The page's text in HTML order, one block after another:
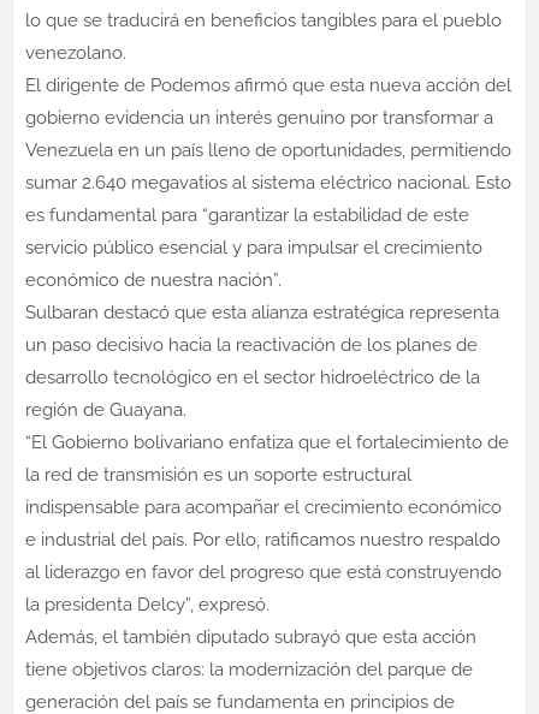
lo que se traducirá en beneficios tangibles para el pueblo
venezolano.
El dirigente de Podemos afirmó que esta nueva acción del
gobierno evidencia un interés genuino por transformar a
Venezuela en un país lleno de oportunidades, permitiendo
sumar 2.640 megavatios al sistema eléctrico nacional. Esto
es fundamental para “garantizar la estabilidad de este
servicio público esencial y para impulsar el crecimiento
económico de nuestra nación”.
Sulbaran destacó que esta alianza estratégica representa
un paso decisivo hacia la reactivación de los planes de
desarrollo tecnológico en el sector hidroeléctrico de la
región de Guayana.
“El Gobierno bolivariano enfatiza que el fortalecimiento de
la red de transmisión es un soporte estructural
indispensable para acompañar el crecimiento económico
e industrial del país. Por ello, ratificamos nuestro respaldo
al liderazgo en favor del progreso que está construyendo
la presidenta Delcy”, expresó.
Además, el también diputado subrayó que esta acción
tiene objetivos claros: la modernización del parque de
generación del país se fundamenta en principios de